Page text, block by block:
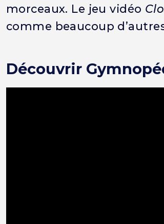
morceaux. Le jeu vidéo
comme beaucoup
Découvrir